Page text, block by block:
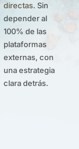
directas. Sin
depender al
100% de las
plataformas
externas, con
una estrategia
clara detrás.